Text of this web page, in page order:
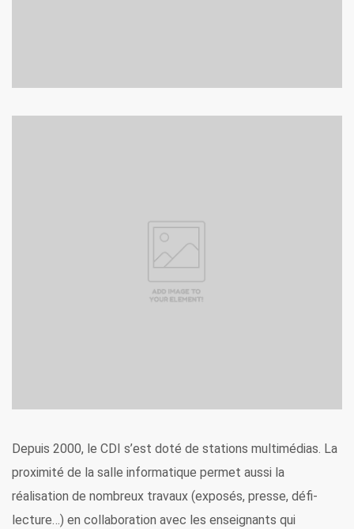
Depuis 2000, le CDI s’est doté de stations multimédias. La
proximité de la salle informatique permet aussi la
réalisation de nombreux travaux (exposés, presse, défi-
lecture…) en collaboration avec les enseignants qui